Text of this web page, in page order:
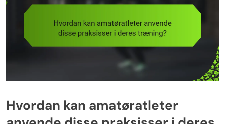
Hvordan kan amatøratleter